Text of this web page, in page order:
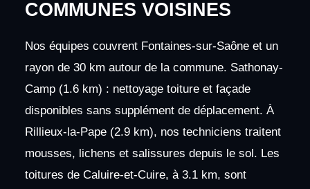
COMMUNES VOISINES
Nos équipes couvrent Fontaines-sur-Saône et un
rayon de 30 km autour de la commune. Sathonay-
Camp (1.6 km) : nettoyage toiture et façade
disponibles sans supplément de déplacement. À
Rillieux-la-Pape (2.9 km), nos techniciens traitent
mousses, lichens et salissures depuis le sol. Les
toitures de Caluire-et-Cuire, à 3.1 km, sont